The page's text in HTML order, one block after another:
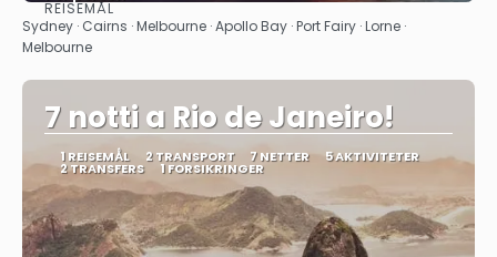
Se
REISEMÅL
Sydney · Cairns · Melbourne · Apollo Bay · Port Fairy · Lorne ·
Melbourne
7 notti a Rio de Janeiro!
1 REISEMÅL 2 TRANSPORT 7 NETTER 5 AKTIVITETER
2 TRANSFERS 1 FORSIKRINGER